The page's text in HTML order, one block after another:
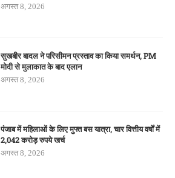
अगस्त 8, 2026
सुखबीर बादल ने परिसीमन प्रस्ताव का किया समर्थन, PM
मोदी से मुलाकात के बाद एलान
अगस्त 8, 2026
पंजाब में महिलाओं के लिए मुफ्त बस यात्रा, चार वित्तीय वर्षों में
2,042 करोड़ रुपये खर्च
अगस्त 8, 2026